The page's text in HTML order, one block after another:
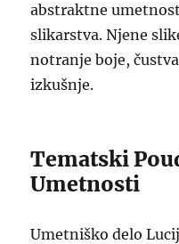
abstraktne
slikarstva. Njene
notranje boje,
izkušnje.
Tematski
Umetnosti
Umetniško delo